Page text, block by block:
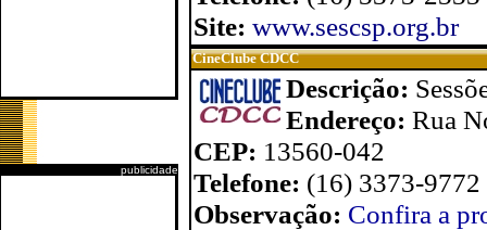
publicidade
Site: www.sescsp.org.br
CineClube CDCC
Descrição:
Endereço: Rua
CEP: 13560-042
Telefone: (16) 3373-
Observação: Confira a